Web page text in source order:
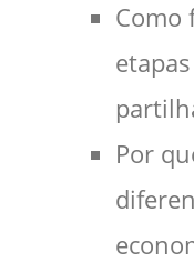
Como
Por